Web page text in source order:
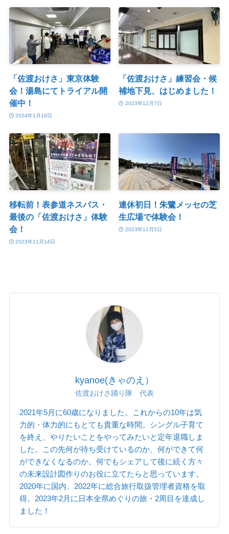
「佐渡おけさ」東京体験
会！湯島にてトライアル開
催中！
2024年1月16日
「佐渡おけさ」練習会・候
補地下見、はじめました！
2023年12月7日
移転前！表参道ネスパス・
最後の「佐渡おけさ」体験
会！
2023年11月14日
連休初日！朱鷺メッセの芝
生広場で体験会！
2023年11月5日
kyanoe(きゃのえ）
佐渡おけさ踊り隊 代表
2021年5月に60歳になりました。これからの10年は気
力的・体力的にもとても貴重な時間。シングル子育て
を終え、やりたいことをやってみたいと定年退職しま
した。この先何が待ち受けているのか、何ができて何
ができなくなるのか。何でもシェアして後に続く方々
の未来設計図作りのお役に立てたらと思っています。
2020年に国内、2022年に総合旅行取扱管理者資格を取
得。2023年2月に日本全県めぐりの旅・2周目を達成し
ました！